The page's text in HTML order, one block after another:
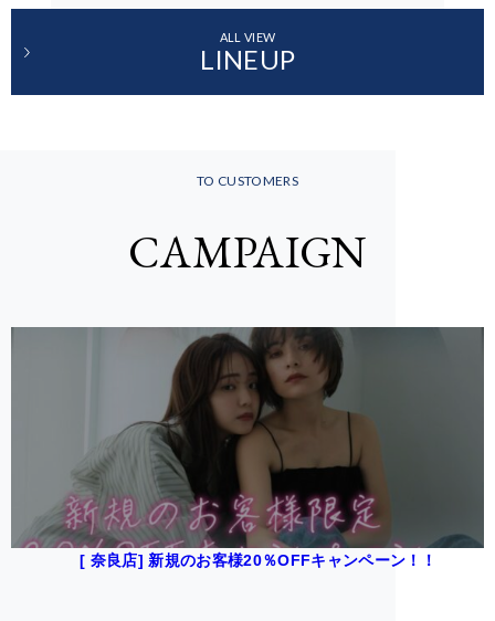
ALL VIEW
LINEUP
TO CUSTOMERS
CAMPAIGN
[ 奈良店] 新規のお客様20％OFFキャンペーン！！